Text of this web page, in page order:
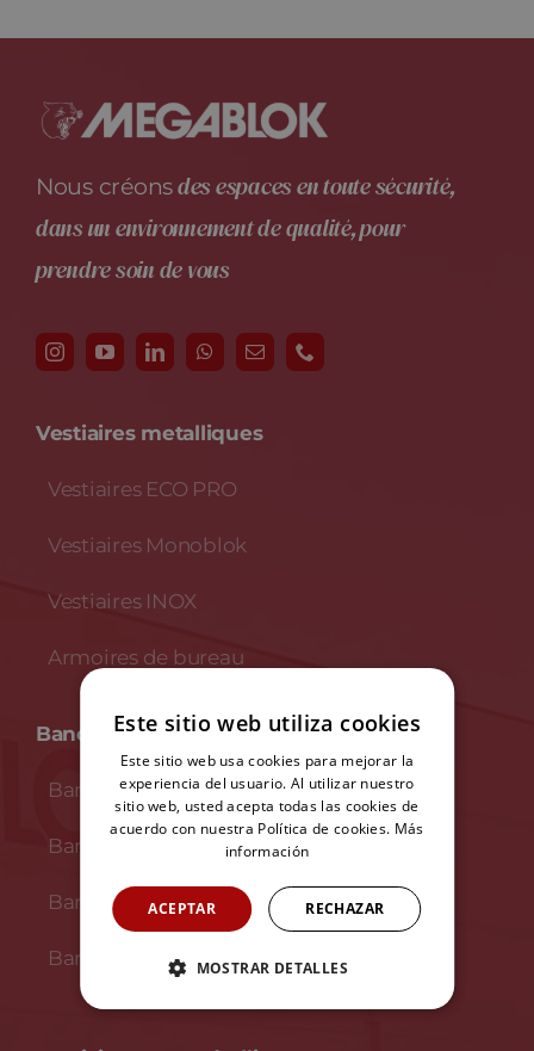
Nous créonsdes espaces en toute sécurité,
dans un environnement de qualité, pour
prendre soin de vous
Vestiaires metalliques
Vestiaires ECO PRO
Vestiaires Monoblok
Vestiaires INOX
Armoires de bureau
Bancs
Bancs en bois et acier
Bancs en mélamine
Bancs en stratifié
Bancs en stratifié et INOX
Este sitio web utiliza cookies
Este sitio web usa cookies para mejorar la
experiencia del usuario. Al utilizar nuestro
sitio web, usted acepta todas las cookies de
acuerdo con nuestra Política de cookies. Más
información
ACEPTAR RECHAZAR
MOSTRAR DETALLES